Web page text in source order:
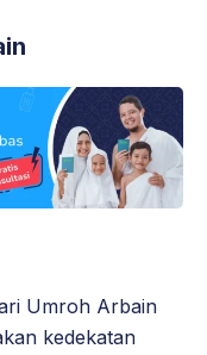
Umroh Arbain
kedekatan